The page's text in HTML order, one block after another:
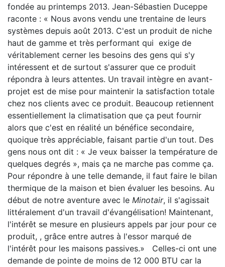
fondée au printemps 2013. Jean-Sébastien Duceppe
raconte : « Nous avons vendu une trentaine de leurs
systèmes depuis août 2013. C'est un produit de niche
haut de gamme et très performant qui exige de
véritablement cerner les besoins des gens qui s'y
intéressent et de surtout s'assurer que ce produit
répondra à leurs attentes. Un travail intègre en avant-
projet est de mise pour maintenir la satisfaction totale
chez nos clients avec ce produit. Beaucoup retiennent
essentiellement la climatisation que ça peut fournir
alors que c'est en réalité un bénéfice secondaire,
quoique très appréciable, faisant partie d'un tout. Des
gens nous ont dit : « Je veux baisser la température de
quelques degrés », mais ça ne marche pas comme ça.
Pour répondre à une telle demande, il faut faire le bilan
thermique de la maison et bien évaluer les besoins. Au
début de notre aventure avec le Minotair, il s'agissait
littéralement d'un travail d'évangélisation! Maintenant,
l'intérêt se mesure en plusieurs appels par jour pour ce
produit, , grâce entre autres à l'essor marqué de
l'intérêt pour les maisons passives.» Celles-ci ont une
demande de pointe de moins de 12 000 BTU car la